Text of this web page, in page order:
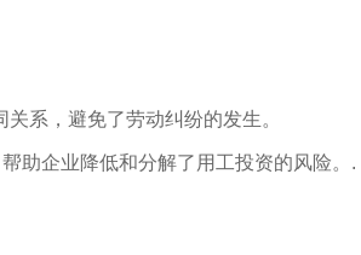
系，避免了劳动纠纷的发生。
助企业降低和分解了用工投资的风险。.